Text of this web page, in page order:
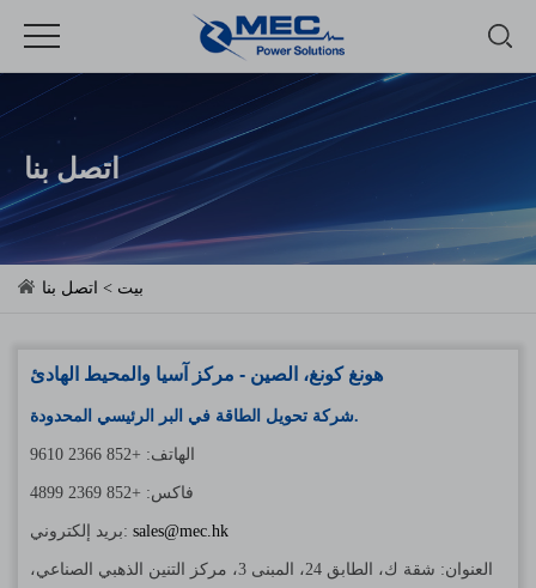
اتصل بنا
بيت > اتصل بنا
هونغ كونغ، الصين - مركز آسيا والمحيط الهادئ
شركة تحويل الطاقة في البر الرئيسي المحدودة.
الهاتف: +852 2366 9610
فاكس: +852 2369 4899
بريد إلكتروني: sales@mec.hk
العنوان: شقة ك، الطابق 24، المبنى 3، مركز التنين الذهبي الصناعي،